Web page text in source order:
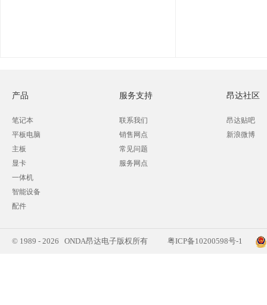
产品
笔记本
平板电脑
主板
显卡
一体机
智能设备
配件
服务支持
联系我们
销售网点
常见问题
服务网点
昂达社区
昂达贴吧
新浪微博
© 1989 - 2026 ONDA昂达电子版权所有 粤ICP备10200598号-1